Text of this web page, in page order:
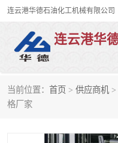
当前位置： 首页 > 供应商机 >
格厂家
陆用流体装卸臂
液氨鹤管